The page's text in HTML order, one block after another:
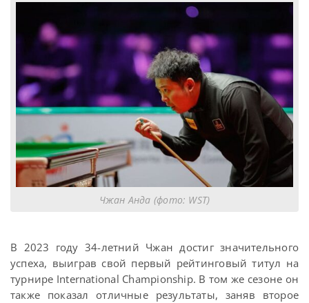
Чжан Анда (фото: WST)
В 2023 году 34-летний Чжан достиг значительного
успеха, выиграв свой первый рейтинговый титул на
турнире International Championship. В том же сезоне он
также показал отличные результаты, заняв второе